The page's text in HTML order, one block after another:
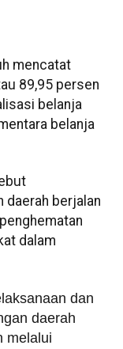
mencatat
89,95 persen
belanja
belanja
daerah berjalan
dalam
dan
daerah
melalui